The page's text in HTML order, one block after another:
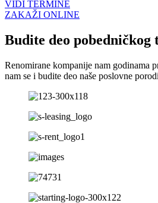
VIDI TERMINE
ZAKAŽI ONLINE
Budite deo pobedničkog
Renomirane kompanije nam godinama
nam se i budite deo naše poslovne